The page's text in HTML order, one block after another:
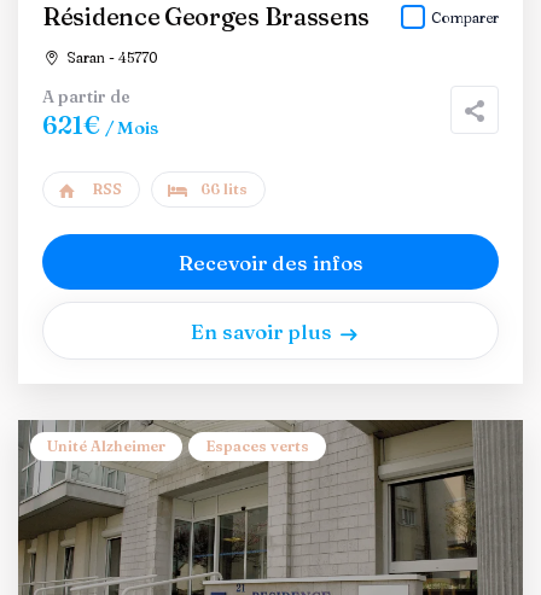
Résidence Georges Brassens
Saran - 45770
Comparer
A partir de
621€ / Mois
RSS 66 lits
Recevoir des infos
En savoir plus
Unité Alzheimer Espaces verts